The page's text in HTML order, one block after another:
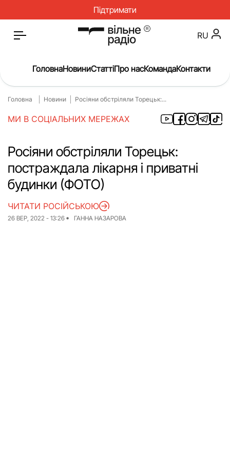
Підтримати
Головна
Новини
Окупація
Про нас
Війна
Гроші
Освіта
Інструкції
ЖКГ
RU
ГоловнаНовиниСтаттіПро насКомандаКонтакти
Головна Новини Росіяни обстріляли Торецьк:...
МИ В СОЦІАЛЬНИХ МЕРЕЖАХ
Росіяни обстріляли Торецьк:
постраждала лікарня і приватні
будинки (ФОТО)
26 ВЕР, 2022 - 13:26 ГАННА НАЗАРОВА
ЧИТАТИ РОСІЙСЬКОЮ